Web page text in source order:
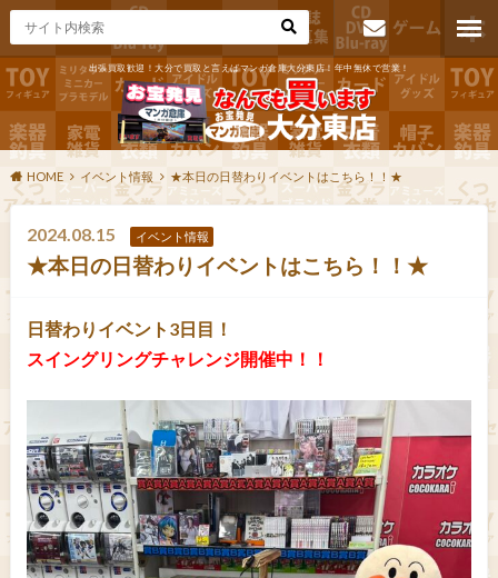
出張買取歓迎！大分で買取と言えばマンガ倉庫大分東店！年中無休で営業！
お問い合わ
せ
HOME イベント情報 ★本日の日替わりイベントはこちら！！★
2024.08.15 イベント情報
★本日の日替わりイベントはこちら！！★
日替わりイベント3日目！
スイングリングチャレンジ開催中！！